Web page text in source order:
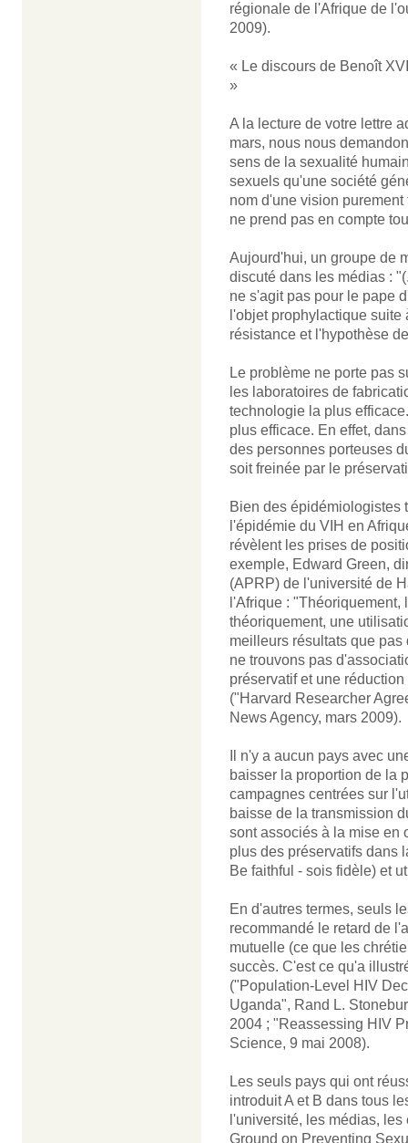
régionale de l'Afrique de
2009).
« Le discours de Benoît
»
A la lecture de votre lettre
mars, nous nous
sens de la sexualité
sexuels qu'une société
nom d'une vision
ne prend pas en compte
Aujourd'hui, un groupe de
discuté dans les médias :
ne s'agit pas pour le pape
l'objet prophylactique
résistance et l'hypothèse
Le problème ne porte pas
les laboratoires de
technologie la plus
plus efficace. En effet,
des personnes porteuses
soit freinée par le
Bien des épidémiologistes
l'épidémie du VIH en
révèlent les prises de
exemple, Edward Green,
(APRP) de l'université de
l'Afrique : "Théoriquement,
théoriquement, une
meilleurs résultats que
ne trouvons pas
préservatif et une
("Harvard Researcher
News Agency, mars 2009).
Il n'y a aucun pays avec
baisser la proportion de la
campagnes centrées sur
baisse de la transmission
sont associés à la mise en
plus des préservatifs dans
Be faithful - sois fidèle) et
En d'autres termes, seuls
recommandé le retard de
mutuelle (ce que les
succès. C'est ce qu'a
("Population-Level HIV
Uganda", Rand L.
2004 ; "Reassessing HIV
Science, 9 mai 2008).
Les seuls pays qui ont
introduit A et B dans tous
l'université, les médias,
Ground on Preventing